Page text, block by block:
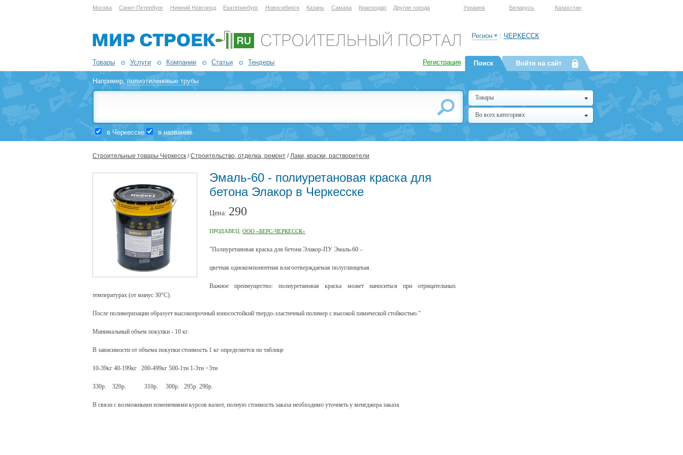
Москва Санкт-Петербург Нижний Новгород Екатеринбург Новосибирск Казань Самара Краснодар Другие города Украина Беларусь Казахстан
Товары Услуги Компании Статьи Тендеры Регистрация
Регион : ЧЕРКЕССК
Например,полиэтиленовые трубы
в Черкесске в названии
Поиск Войти на сайт
Товары
Во всех категориях
Строительные товары Черкесск /Строительство, отделка, ремонт /Лаки, краски, растворители
Эмаль-60 - полиуретановая краска для
бетона Элакор в Черкесске
Цена: 290
ПРОДАВЕЦ: ООО «БЕРС-ЧЕРКЕССК»
"Полиуретановая краска для бетона Элакор-ПУ Эмаль-60 –
цветная однокомпонентная влагоотверждаемая полуглянцевая.
Важное преимущество: полиуретановая краска может наноситься при отрицательных
температурах (от минус 30°С).
После полимеризации образует высокопрочный износостойкий твердо-эластичный полимер с высокой химической стойкостью."
Минимальный объем покупки - 10 кг.
В зависимости от объема покупки стоимость 1 кг определяется по таблице
10-39кг 40-199кг 200-499кг 500-1тн 1-3тн >3тн
330р. 320р. 310р. 300р. 295р. 290р.
В связи с возможными изменениями курсов валют, полную стоимость заказа необходимо уточнять у менеджера заказа